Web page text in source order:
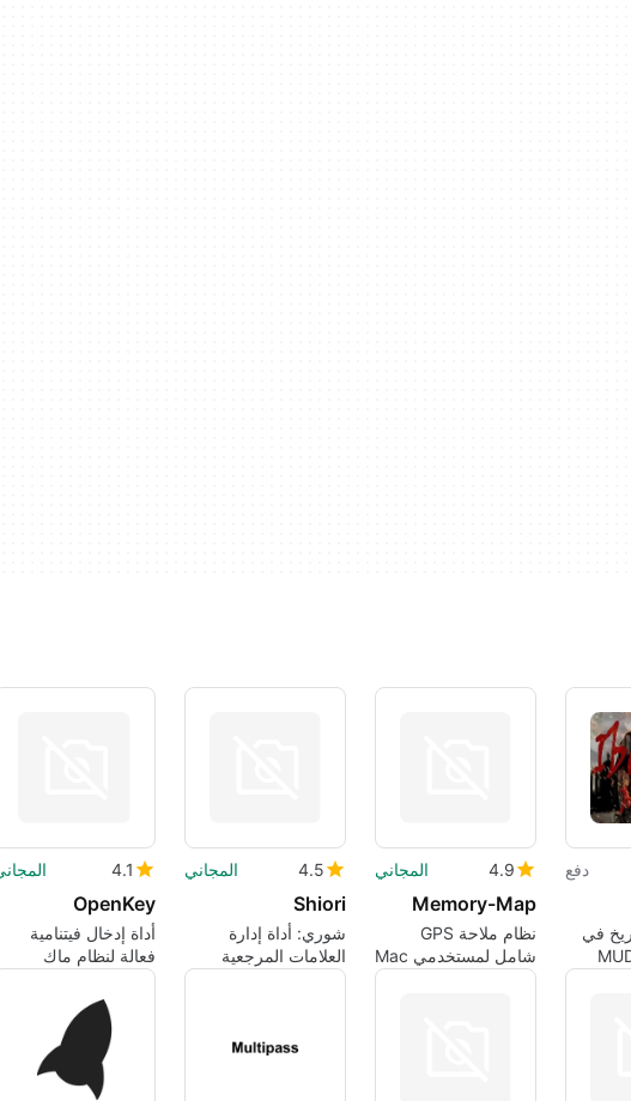
دفع
في
4.9 المجاني
Memory-Map
نظام ملاحة GPS
شامل لمستخدمي Mac
4.5 المجاني
Shiori
شوري: أداة إدارة
العلامات المرجعية
الفعالة
4.1
OpenKey
أداة إدخال فيتنامية
فعالة لنظام ماك